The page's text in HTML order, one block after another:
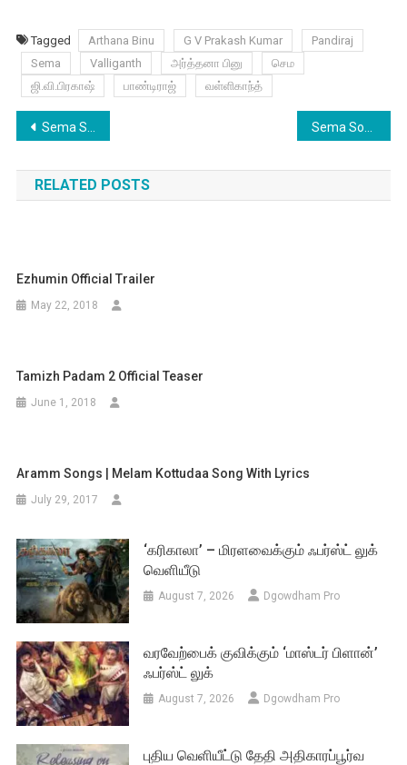
Tagged Arthana Binu G V Prakash Kumar
Pandiraj
Sema
Valliganth அர்த்தனா பினு
செம
ஜி.வி.பிரகாஷ்
பாண்டிராஜ் வள்ளிகாந்த்
Post
navigation
Sema Songs | Sandalee Song with Lyrics Sema Songs | Sema Theme
RELATED POSTS
Ezhumin Official Trailer
May 22, 2018
Tamizh Padam 2 Official Teaser
June 1, 2018
Aramm Songs | Melam Kottudaa Song With Lyrics
July 29, 2017
‘கரிகாலா’ – மிரளவைக்கும் ஃபர்ஸ்ட் லுக்
வெளியீடு
August 7, 2026 Dgowdham Pro
வரவேற்பைக் குவிக்கும் ‘மாஸ்டர் பிளான்’
ஃபர்ஸ்ட் லுக்
August 7, 2026 Dgowdham Pro
புதிய வெளியீட்டு தேதி அதிகாரப்பூர்வ